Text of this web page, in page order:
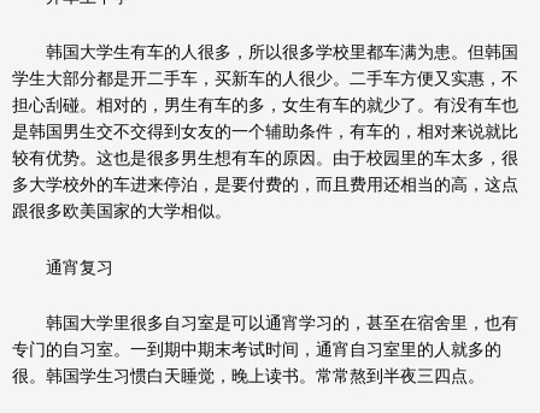
韩国大学生有车的人很多，所以很多学校里都车满为患。但韩国
学生大部分都是开二手车，买新车的人很少。二手车方便又实惠，不
担心刮碰。相对的，男生有车的多，女生有车的就少了。有没有车也
是韩国男生交不交得到女友的一个辅助条件，有车的，相对来说就比
较有优势。这也是很多男生想有车的原因。由于校园里的车太多，很
多大学校外的车进来停泊，是要付费的，而且费用还相当的高，这点
跟很多欧美国家的大学相似。
通宵复习
韩国大学里很多自习室是可以通宵学习的，甚至在宿舍里，也有
专门的自习室。一到期中期末考试时间，通宵自习室里的人就多的
很。韩国学生习惯白天睡觉，晚上读书。常常熬到半夜三四点。